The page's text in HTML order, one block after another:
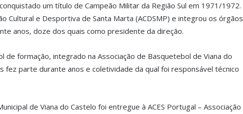
um título de Campeão Militar da Região Sul em 1971/1972.
Cultural e Desportiva de Santa Marta (ACDSMP) e integrou os órgãos
anos, doze dos quais como presidente da direção.
de formação, integrado na Associação de Basquetebol de Viana do
fez parte durante anos e coletividade da qual foi responsável técnico
de Viana do Castelo foi entregue à ACES Portugal – Associação